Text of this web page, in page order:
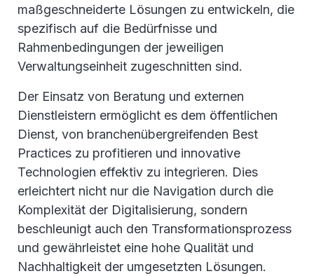
maßgeschneiderte Lösungen zu entwickeln, die
spezifisch auf die Bedürfnisse und
Rahmenbedingungen der jeweiligen
Verwaltungseinheit zugeschnitten sind.
Der Einsatz von Beratung und externen
Dienstleistern ermöglicht es dem öffentlichen
Dienst, von branchenübergreifenden Best
Practices zu profitieren und innovative
Technologien effektiv zu integrieren. Dies
erleichtert nicht nur die Navigation durch die
Komplexität der Digitalisierung, sondern
beschleunigt auch den Transformationsprozess
und gewährleistet eine hohe Qualität und
Nachhaltigkeit der umgesetzten Lösungen.